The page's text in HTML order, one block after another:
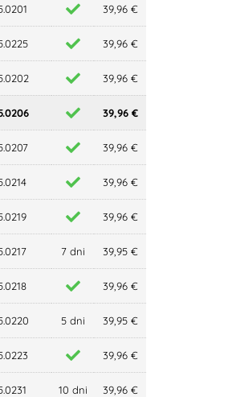
39,96 €
39,96 €
39,96 €
39,96 €
39,96 €
39,96 €
39,96 €
7 dni 39,95 €
39,96 €
5 dni 39,95 €
39,96 €
10 dni 39,96 €